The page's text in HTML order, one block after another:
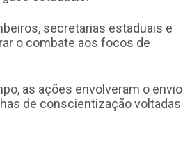
secretarias estaduais e
o combate aos focos de
as ações envolveram o envio
de conscientização voltadas